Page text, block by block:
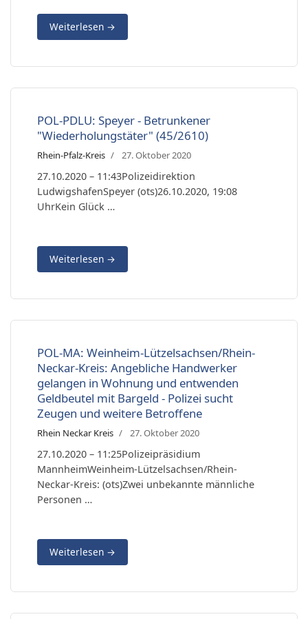
Weiterlesen →
POL-PDLU: Speyer - Betrunkener
"Wiederholungstäter" (45/2610)
Rhein-Pfalz-Kreis 27. Oktober 2020
27.10.2020 – 11:43Polizeidirektion
LudwigshafenSpeyer (ots)26.10.2020, 19:08
UhrKein Glück …
Weiterlesen →
POL-MA: Weinheim-Lützelsachsen/Rhein-
Neckar-Kreis: Angebliche Handwerker
gelangen in Wohnung und entwenden
Geldbeutel mit Bargeld - Polizei sucht
Zeugen und weitere Betroffene
Rhein Neckar Kreis 27. Oktober 2020
27.10.2020 – 11:25Polizeipräsidium
MannheimWeinheim-Lützelsachsen/Rhein-
Neckar-Kreis: (ots)Zwei unbekannte männliche
Personen …
Weiterlesen →